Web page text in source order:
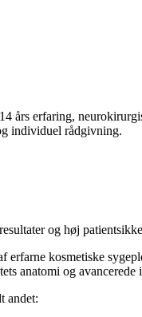
erfaring,
individuel rådgivning.
og høj
erfarne kosmetiske
anatomi og avancerede
andet: